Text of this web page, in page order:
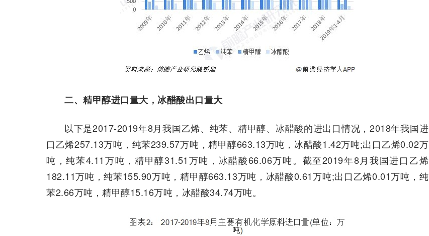
二、精甲醇进口量大，冰醋酸出口量大
以下是2017-2019年8月我国乙烯、纯苯、精甲醇、冰醋酸的进出口情况，2018年我国进
口乙烯257.13万吨，纯苯239.57万吨，精甲醇663.13万吨，冰醋酸1.42万吨;出口乙烯0.02万
吨，纯苯4.11万吨，精甲醇31.51万吨，冰醋酸66.06万吨。截至2019年8月我国进口乙烯
182.11万吨，纯苯155.90万吨，精甲醇663.13万吨，冰醋酸0.61万吨;出口乙烯0.01万吨，纯
苯2.66万吨，精甲醇15.16万吨，冰醋酸34.74万吨。